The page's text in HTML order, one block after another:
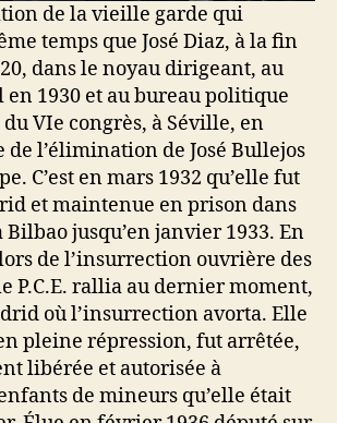
de la vieille garde qui
temps que José Diaz, à la fin
dans le noyau dirigeant, au
1930 et au bureau politique
VIe congrès, à Séville, en
de l’élimination de José Bullejos
C’est en mars 1932 qu’elle fut
et maintenue en prison dans
jusqu’en janvier 1933. En
de l’insurrection ouvrière des
P.C.E. rallia au dernier moment,
où l’insurrection avorta. Elle
pleine répression, fut arrêtée,
libérée et autorisée à
de mineurs qu’elle était